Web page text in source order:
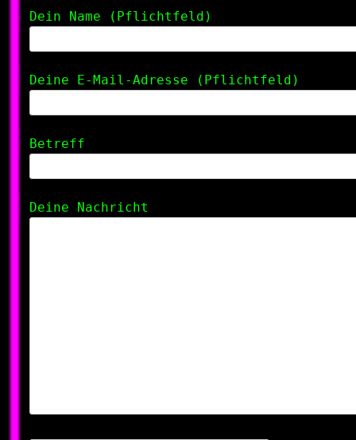
Dein Name (Pflichtfeld)
Deine E-Mail-Adresse (Pflichtfeld)
Betreff
Deine Nachricht